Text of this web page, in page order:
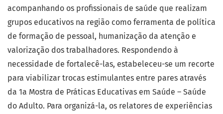
acompanhando os profissionais de saúde que realizam
grupos educativos na região como ferramenta de política
de formação de pessoal, humanização da atenção e
valorização dos trabalhadores. Respondendo à
necessidade de fortalecê-las, estabeleceu-se um recorte
para viabilizar trocas estimulantes entre pares através
da 1a Mostra de Práticas Educativas em Saúde – Saúde
do Adulto. Para organizá-la, os relatores de experiências